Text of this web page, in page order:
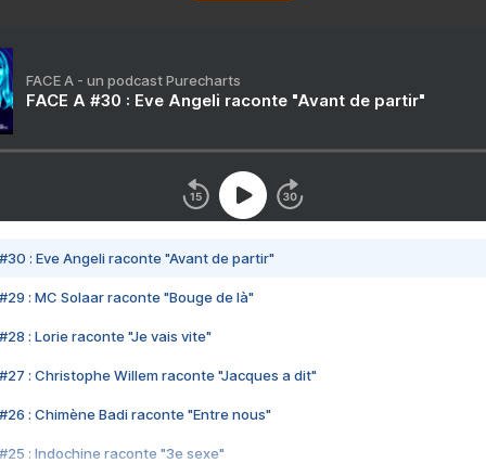
FACE A - un podcast Purecharts
FACE A #30 : Eve Angeli raconte "Avant de partir"
#30 : Eve Angeli raconte "Avant de partir"
#29 : MC Solaar raconte "Bouge de là"
#28 : Lorie raconte "Je vais vite"
#27 : Christophe Willem raconte "Jacques a dit"
#26 : Chimène Badi raconte "Entre nous"
#25 : Indochine raconte "3e sexe"